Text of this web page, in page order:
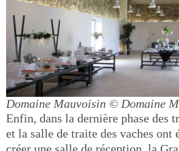
Domaine Mauvoisin © Domaine
Enfin, dans la dernière phase des
et la salle de traite des vaches ont